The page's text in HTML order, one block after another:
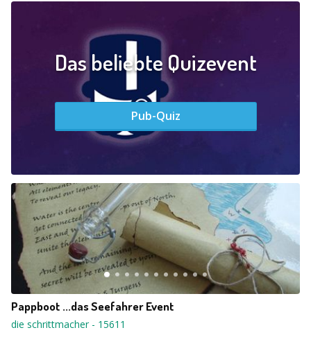
Das beliebte Quizevent
Pub-Quiz
Pappboot ...das Seefahrer Event
die schrittmacher- 15611